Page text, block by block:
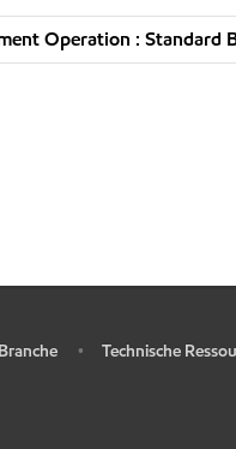
Operation : Standard
• Technische